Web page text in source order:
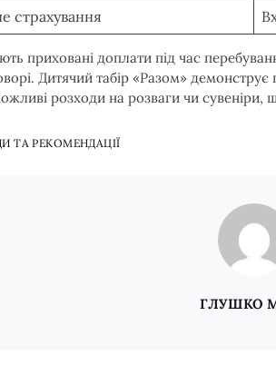
страхування
приховані доплати під час
Дитячий табір «Разом» демонструє
розходи на розваги чи сувеніри,
ТА РЕКОМЕНДАЦІЇ
ГЛУШКО